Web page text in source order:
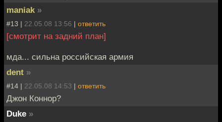
maniak »
#13 | 22.05.08 13:56 | ответить
[смотрит на задний план]
мда... сильна российская армия
dent »
#14 | 22.05.08 14:53 | ответить
Джон Коннор?
Duke »